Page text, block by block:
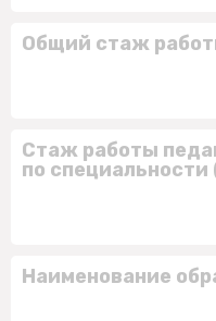
Общий стаж
Стаж работы
по специальности
Наименование